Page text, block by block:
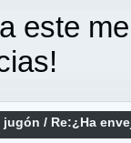
este
jugón / Re:¿Ha